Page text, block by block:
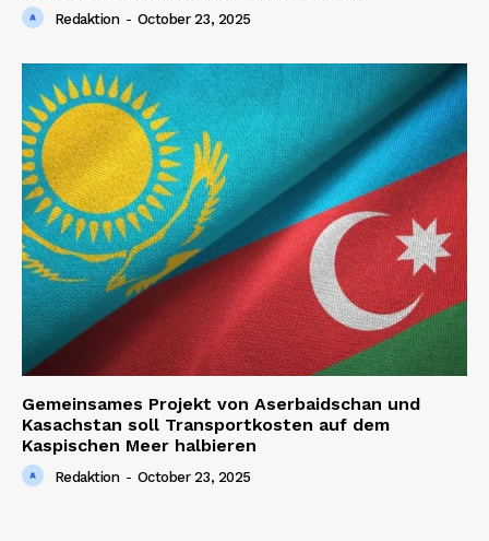
Redaktion - October 23, 2025
Gemeinsames Projekt von Aserbaidschan und
Kasachstan soll Transportkosten auf dem
Kaspischen Meer halbieren
Redaktion - October 23, 2025